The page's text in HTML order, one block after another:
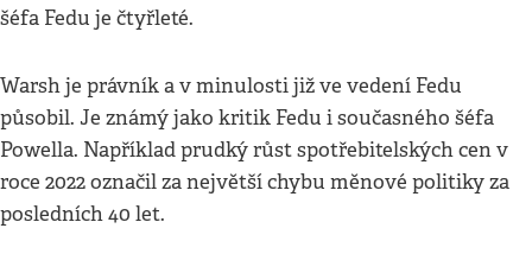
šéfa Fedu je čtyřleté.
Warsh je právník a v minulosti již ve vedení Fedu
působil. Je známý jako kritik Fedu i současného šéfa
Powella. Například prudký růst spotřebitelských cen v
roce 2022 označil za největší chybu měnové politiky za
posledních 40 let.